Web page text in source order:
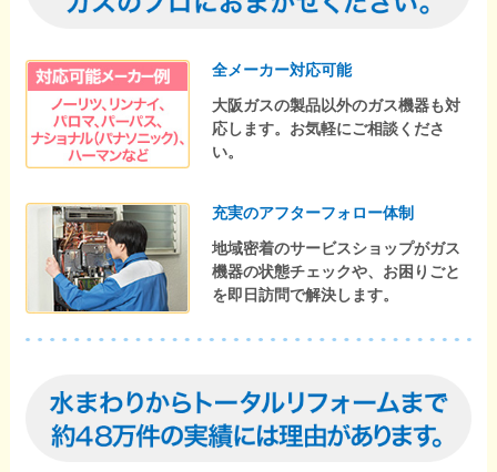
全メーカー対応可能
大阪ガスの製品以外のガス機器も対
応します。お気軽にご相談くださ
い。
充実のアフターフォロー体制
地域密着のサービスショップがガス
機器の状態チェックや、お困りごと
を即日訪問で解決します。